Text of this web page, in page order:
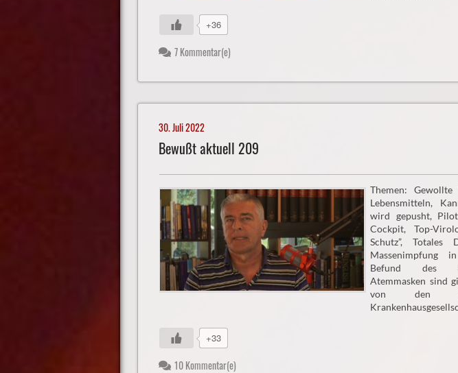
+36
7 Kommentar(e)
30. Juli 2022
Bewußt aktuell 209
Themen:
Lebensmitteln,
wird gepusht,
Cockpit, Top-
Schutz”, Totales
Massenimpfung
Befund des
Atemmasken sind
von den
+33
10 Kommentar(e)